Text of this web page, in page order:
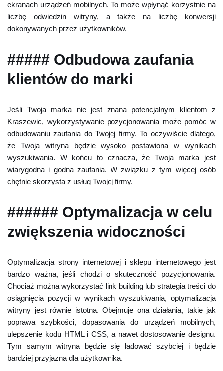
ekranach urządzeń mobilnych. To może wpłynąć korzystnie na
liczbę odwiedzin witryny, a także na liczbę konwersji
dokonywanych przez użytkowników.
##### Odbudowa zaufania
klientów do marki
Jeśli Twoja marka nie jest znana potencjalnym klientom z
Kraszewic, wykorzystywanie pozycjonowania może pomóc w
odbudowaniu zaufania do Twojej firmy. To oczywiście dlatego,
że Twoja witryna będzie wysoko postawiona w wynikach
wyszukiwania. W końcu to oznacza, że Twoja marka jest
wiarygodna i godna zaufania. W związku z tym więcej osób
chętnie skorzysta z usług Twojej firmy.
###### Optymalizacja w celu
zwiększenia widoczności
Optymalizacja strony internetowej i sklepu internetowego jest
bardzo ważna, jeśli chodzi o skuteczność pozycjonowania.
Chociaż można wykorzystać link building lub strategia treści do
osiągnięcia pozycji w wynikach wyszukiwania, optymalizacja
witryny jest równie istotna. Obejmuje ona działania, takie jak
poprawa szybkości, dopasowania do urządzeń mobilnych,
ulepszenie kodu HTML i CSS, a nawet dostosowanie designu.
Tym samym witryna będzie się ładować szybciej i będzie
bardziej przyjazna dla użytkownika.